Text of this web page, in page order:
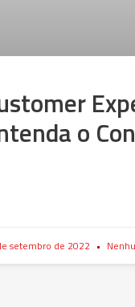
o
setembro de 2022